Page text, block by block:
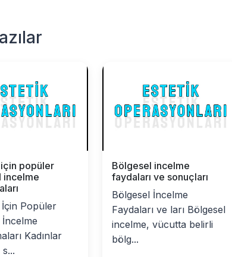
için popüler
incelme
İçin Popüler
Kadınlar
Bölgesel incelme
faydaları ve sonuçları
Bölgesel İncelme
Faydaları ve ları Bölgesel
incelme, vücutta belirli
bölg...